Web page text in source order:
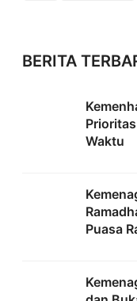
BERITA
Waktu
Puasa